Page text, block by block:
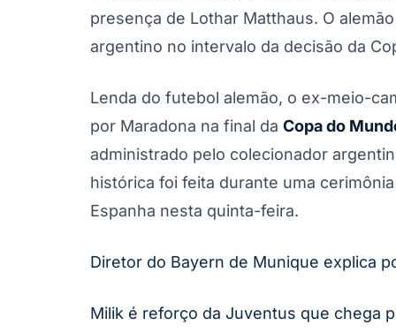
presença de Lothar Matthaus. O
argentino no intervalo da decisão da
Lenda do futebol alemão, o ex-meio-
por Maradona na final da Copa do
administrado pelo colecionador
histórica foi feita durante uma
Espanha nesta quinta-feira.
Diretor do Bayern de Munique explica
Milik é reforço da Juventus que chega